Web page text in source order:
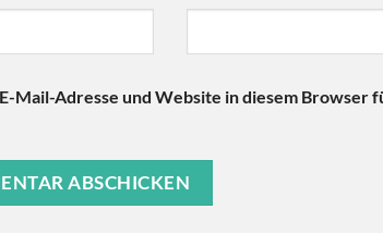
Mail-Adresse und Website in diesem Browser